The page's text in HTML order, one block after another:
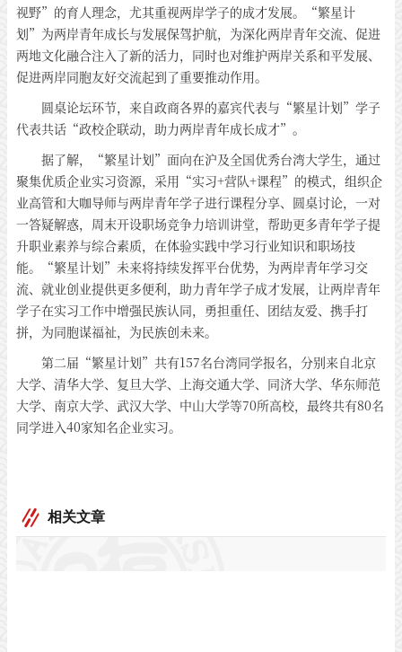
视野”的育人理念，尤其重视两岸学子的成才发展。“繁星计
划”为两岸青年成长与发展保驾护航，为深化两岸青年交流、促进
两地文化融合注入了新的活力，同时也对维护两岸关系和平发展、
促进两岸同胞友好交流起到了重要推动作用。
圆桌论坛环节，来自政商各界的嘉宾代表与“繁星计划”学子
代表共话“政校企联动，助力两岸青年成长成才”。
据了解，“繁星计划”面向在沪及全国优秀台湾大学生，通过
聚集优质企业实习资源，采用“实习+营队+课程”的模式，组织企
业高管和大咖导师与两岸青年学子进行课程分享、圆桌讨论，一对
一答疑解惑，周末开设职场竞争力培训讲堂，帮助更多青年学子提
升职业素养与综合素质，在体验实践中学习行业知识和职场技
能。“繁星计划”未来将持续发挥平台优势，为两岸青年学习交
流、就业创业提供更多便利，助力青年学子成才发展，让两岸青年
学子在实习工作中增强民族认同，勇担重任、团结友爱、携手打
拼，为同胞谋福祉，为民族创未来。
第二届“繁星计划”共有157名台湾同学报名，分别来自北京
大学、清华大学、复旦大学、上海交通大学、同济大学、华东师范
大学、南京大学、武汉大学、中山大学等70所高校，最终共有80名
同学进入40家知名企业实习。
相关文章